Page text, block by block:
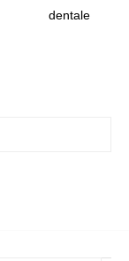
dentale